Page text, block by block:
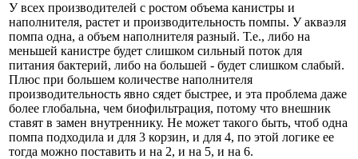
У всех производителей с ростом объема канистры и
наполнителя, растет и производительность помпы. У акваэля
помпа одна, а объем наполнителя разный. Т.е., либо на
меньшей канистре будет слишком сильный поток для
питания бактерий, либо на большей - будет слишком слабый.
Плюс при большем количестве наполнителя
производительность явно сядет быстрее, и эта проблема даже
более глобальна, чем биофильтрация, потому что внешник
ставят в замен внутреннику. Не может такого быть, чтоб одна
помпа подходила и для 3 корзин, и для 4, по этой логике ее
тогда можно поставить и на 2, и на 5, и на 6.